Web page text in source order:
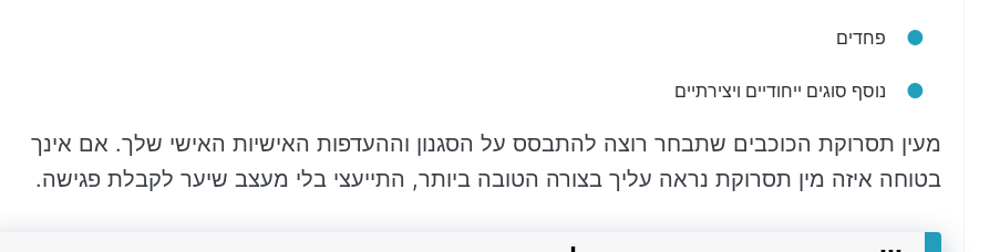
פחדים
נוסף סוגים ייחודיים ויצירתיים
מעין תסרוקת הכוכבים שתבחר רוצה להתבסס על הסגנון וההעדפות האישיות האישי שלך. אם אינך
בטוחה איזה מין תסרוקת נראה עליך בצורה הטובה ביותר, התייעצי בלי מעצב שיער לקבלת פגישה.